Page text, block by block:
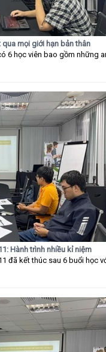
qua mọi giới hạn bản thân
6 học viên bao gồm những
Hành trình nhiều kỉ niệm
đã kết thúc sau 6 buổi học